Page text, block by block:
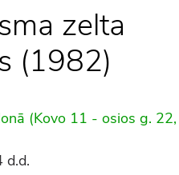
zelta
(1982)
(Kovo 11 - osios g. 22,
d.d.